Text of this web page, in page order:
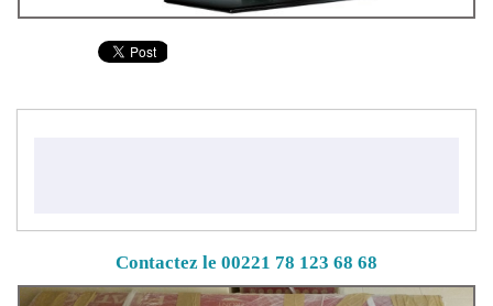
Contactez le 00221 78 123 68 68